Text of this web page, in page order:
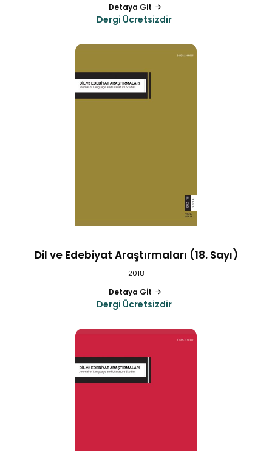
Detaya Git
Dergi Ücretsizdir
Dil ve Edebiyat Araştırmaları (18. Sayı)
2018
Detaya Git
Dergi Ücretsizdir